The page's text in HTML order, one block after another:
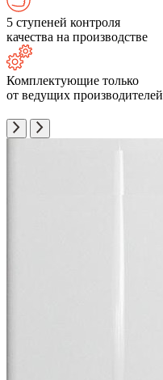
5 ступеней контроля
качества на производстве
Комплектующие только
от ведущих производителей